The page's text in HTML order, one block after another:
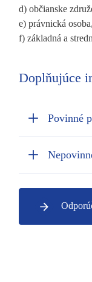
d) občianske
e) právnická osoba,
f) základná a
Doplňujúce
Povinné